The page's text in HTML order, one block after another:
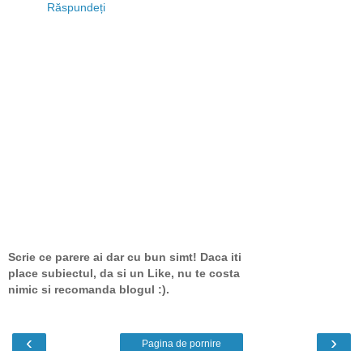
Răspundeți
Scrie ce parere ai dar cu bun simt! Daca iti
place subiectul, da si un Like, nu te costa
nimic si recomanda blogul :).
‹ ›
Pagina de pornire